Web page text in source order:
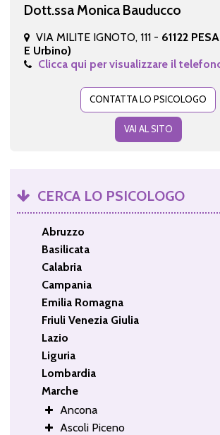
Dott.ssa Monica Bauducco
VIA MILITE IGNOTO, 111 - 61122
E Urbino)
Clicca qui per visualizzare il
CONTATTA LO PSICOLOGO
VAI AL SITO
CERCA LO PSICOLOGO
Abruzzo
Basilicata
Calabria
Campania
Emilia Romagna
Friuli Venezia Giulia
Lazio
Liguria
Lombardia
Marche
Ancona
Ascoli Piceno